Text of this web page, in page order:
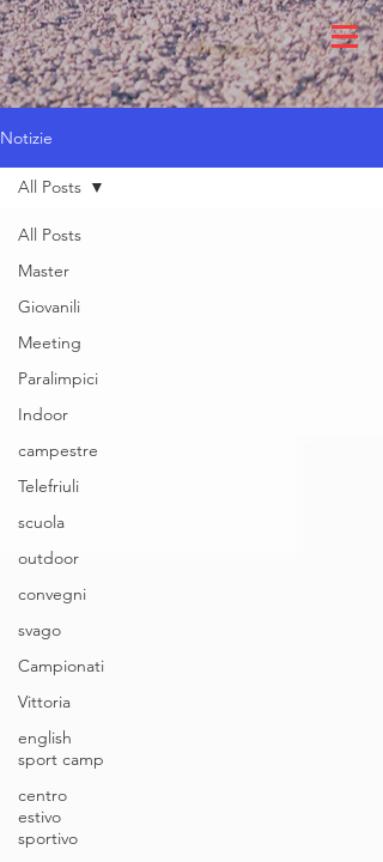
Notizie
All Posts
Master
Giovanili
Meeting
Paralimpici
Indoor
campestre
Telefriuli
scuola
outdoor
convegni
svago
Campionati
Vittoria
english
sport camp
centro
estivo
sportivo
All Posts